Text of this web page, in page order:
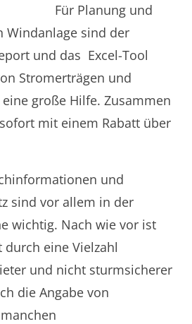
Für Planung und
Windanlage sind der
und das Excel-Tool
Stromerträgen und
große Hilfe. Zusammen
mit einem Rabatt über
und
sind vor allem in der
wichtig. Nach wie vor ist
eine Vielzahl
und nicht sturmsicherer
die Angabe von